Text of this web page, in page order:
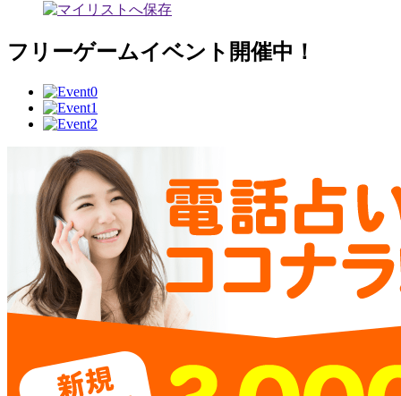
フリーゲームイベント開催中！